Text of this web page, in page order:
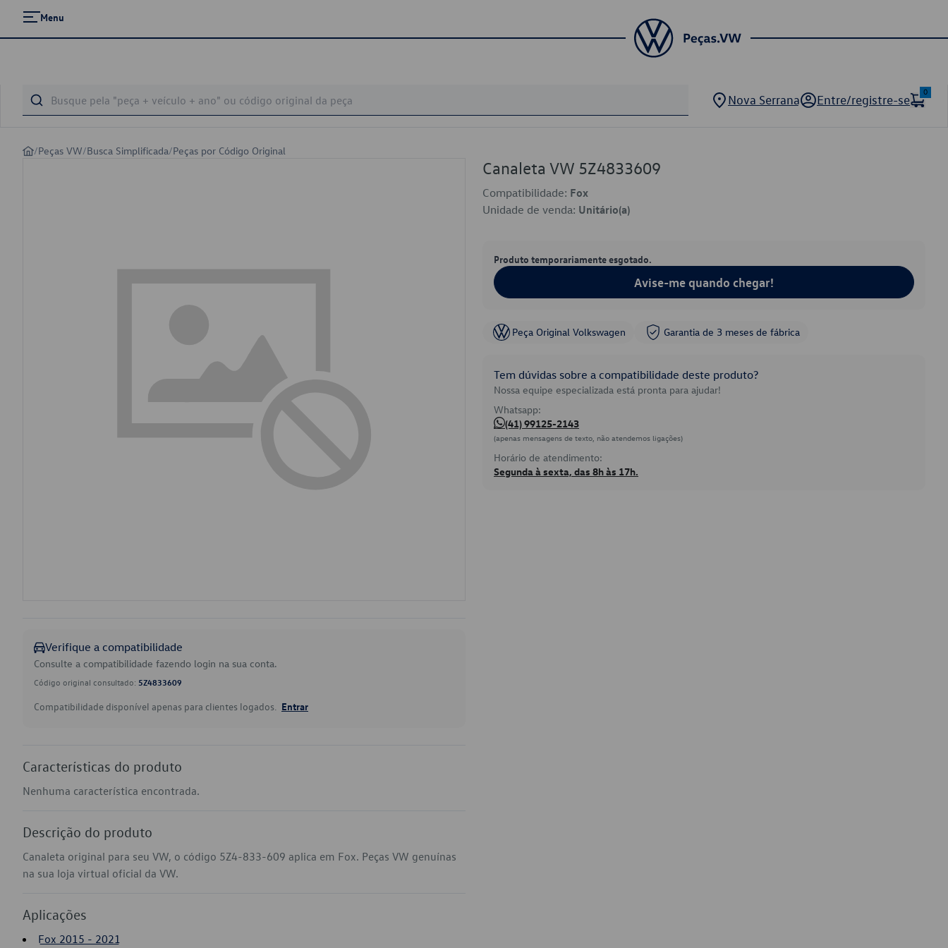
Menu
Nova Serrana Entre/registre-se
0
/Peças VW/Busca Simplificada/Peças por Código Original
Verifique a compatibilidade
Consulte a compatibilidade fazendo login na sua conta.
Código original consultado: 5Z4833609
Compatibilidade disponível apenas para clientes logados. Entrar
Características do produto
Nenhuma característica encontrada.
Descrição do produto
Canaleta original para seu VW, o código 5Z4-833-609 aplica em Fox. Peças VW genuínas
na sua loja virtual oficial da VW.
Aplicações
Fox 2015 - 2021
Canaleta VW 5Z4833609
Compatibilidade: Fox
Unidade de venda: Unitário(a)
Produto temporariamente esgotado.
Avise-me quando chegar!
Peça Original Volkswagen Garantia de 3 meses de fábrica
Tem dúvidas sobre a compatibilidade deste produto?
Nossa equipe especializada está pronta para ajudar!
Whatsapp:
(41) 99125-2143
(apenas mensagens de texto, não atendemos ligações)
Horário de atendimento:
Segunda à sexta, das 8h às 17h.